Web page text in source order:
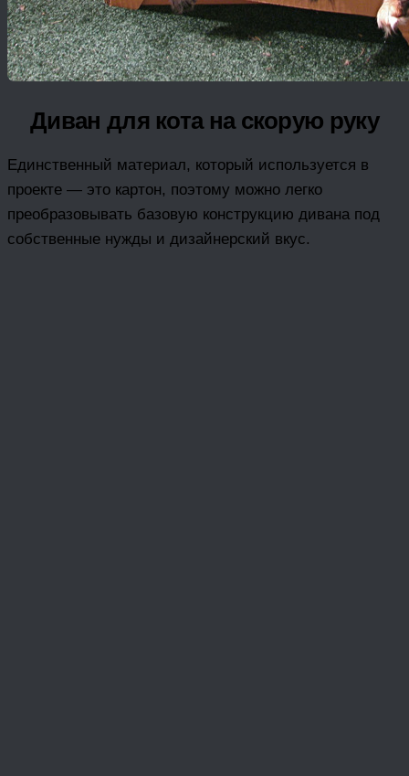
Диван для кота на скорую руку
Единственный материал, который используется в
проекте — это картон, поэтому можно легко
преобразовывать базовую конструкцию дивана под
собственные нужды и дизайнерский вкус.